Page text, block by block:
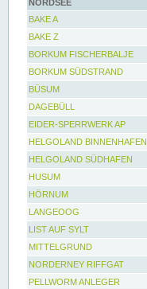
NORDSEE
BAKE A
BAKE Z
BORKUM FISCHERBALJE
BORKUM SÜDSTRAND
BÜSUM
DAGEBÜLL
EIDER-SPERRWERK AP
HELGOLAND BINNENHAFEN
HELGOLAND SÜDHAFEN
HUSUM
HÖRNUM
LANGEOOG
LIST AUF SYLT
MITTELGRUND
NORDERNEY RIFFGAT
PELLWORM ANLEGER